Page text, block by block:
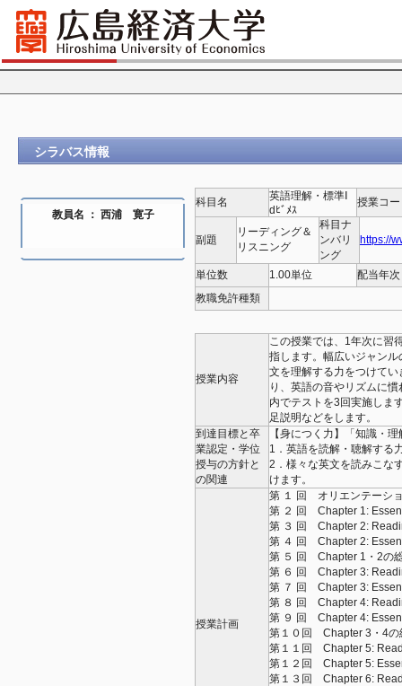
シラバス情報
教員名 ： 西浦 寛子
科目名
英語理解・標準Ⅰ
dﾋﾞﾒｽ
授業コ
副題
リーディング＆
リスニング
科目ナ
ンバリ
ング
https://
単位数 1.00単位
配当年次
教職免許種類
授業内容
この授業では、1年次に習
指します。幅広いジャン
文を理解する力をつけて
り、英語の音やリズムに
内でテストを3回実施しま
足説明などをします。
到達目標と卒
業認定・学位
授与の方針と
の関連
【身につく力】「知識・
1．英語を読解・聴解する
2．様々な英文を読みこな
けます。
授業計画
第 １ 回 オリエンテーシ
第 ２ 回 Chapter 1:
第 ３ 回 Chapter 2:
第 ４ 回 Chapter 2:
第 ５ 回 Chapter 1・2の
第 ６ 回 Chapter 3:
第 ７ 回 Chapter 3:
第 ８ 回 Chapter 4:
第 ９ 回 Chapter 4:
第１０回 Chapter 3・4の
第１１回 Chapter 5:
第１２回 Chapter 5:
第１３回 Chapter 6: